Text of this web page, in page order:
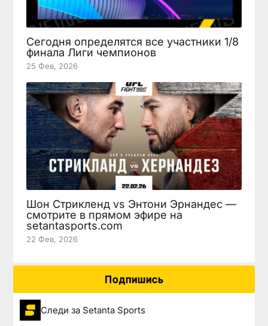
Сегодня определятся все участники 1/8
финала Лиги чемпионов
25 Фев, 2026
Шон Стрикленд vs Энтони Эрнандес —
смотрите в прямом эфире на
setantasports.com
22 Фев, 2026
Подпишись
Следи за Setanta Sports